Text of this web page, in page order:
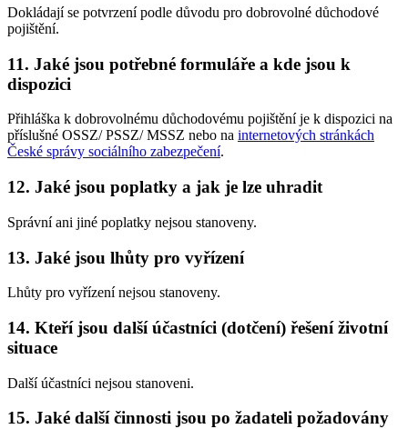
Dokládají se potvrzení podle důvodu pro dobrovolné důchodové
pojištění.
11. Jaké jsou potřebné formuláře a kde jsou k
dispozici
Přihláška k dobrovolnému důchodovému pojištění je k dispozici na
příslušné OSSZ/ PSSZ/ MSSZ nebo na internetových stránkách
České správy sociálního zabezpečení.
12. Jaké jsou poplatky a jak je lze uhradit
Správní ani jiné poplatky nejsou stanoveny.
13. Jaké jsou lhůty pro vyřízení
Lhůty pro vyřízení nejsou stanoveny.
14. Kteří jsou další účastníci (dotčení) řešení životní
situace
Další účastníci nejsou stanoveni.
15. Jaké další činnosti jsou po žadateli požadovány